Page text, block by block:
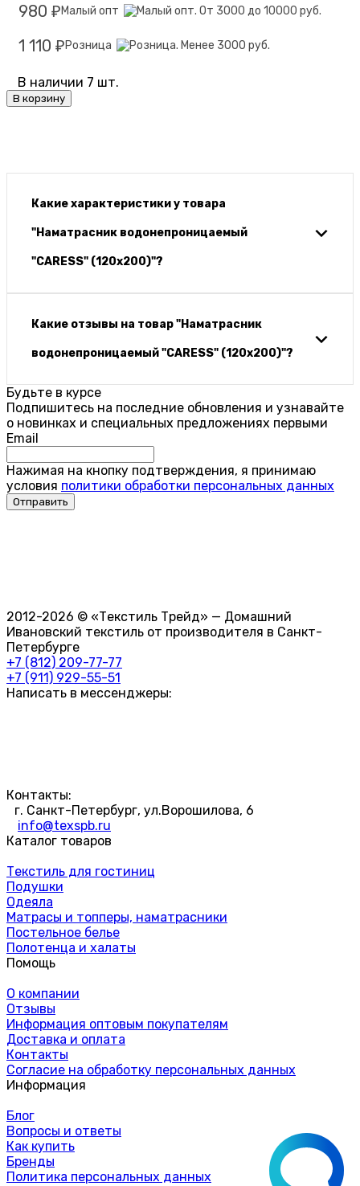
980 ₽ Малый опт
1 110 ₽ Розница
В наличии 7 шт.
В корзину
Какие характеристики у товара
"Наматрасник водонепроницаемый
"CARESS" (120x200)"?
Какие отзывы на товар "Наматрасник
водонепроницаемый "CARESS" (120x200)"?
Будьте в курсе
Подпишитесь на последние обновления и узнавайте
о новинках и специальных предложениях первыми
Email
Нажимая на кнопку подтверждения, я принимаю
условия политики обработки персональных данных
2012-2026 © «Текстиль Трейд» — Домашний
Ивановский текстиль от производителя в Санкт-
Петербурге
+7 (812) 209-77-77
+7 (911) 929-55-51
Написать в мессенджеры:
Контакты:
г. Санкт-Петербург, ул.Ворошилова, 6
info@texspb.ru
Каталог товаров
Текстиль для гостиниц
Подушки
Одеяла
Матрасы и топперы, наматрасники
Постельное белье
Полотенца и халаты
Помощь
О компании
Отзывы
Информация оптовым покупателям
Доставка и оплата
Контакты
Согласие на обработку персональных данных
Информация
Блог
Вопросы и ответы
Как купить
Бренды
Политика персональных данных